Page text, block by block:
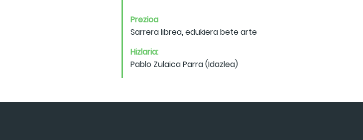
Prezioa
Sarrera librea, edukiera bete arte
Hizlaria:
Pablo Zulaica Parra (Idazlea)